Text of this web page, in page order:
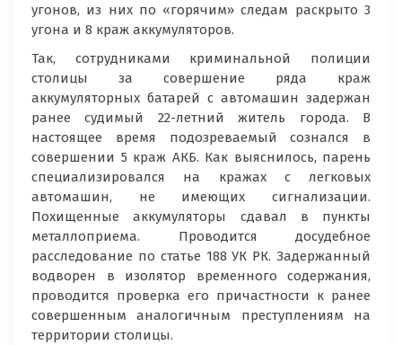
угонов, из них по «горячим» следам раскрыто 3
угона и 8 краж аккумуляторов.
Так, сотрудниками криминальной полиции
столицы за совершение ряда краж
аккумуляторных батарей с автомашин задержан
ранее судимый 22-летний житель города. В
настоящее время подозреваемый сознался в
совершении 5 краж АКБ. Как выяснилось, парень
специализировался на кражах с легковых
автомашин, не имеющих сигнализации.
Похищенные аккумуляторы сдавал в пункты
металлоприема. Проводится досудебное
расследование по статье 188 УК РК. Задержанный
водворен в изолятор временного содержания,
проводится проверка его причастности к ранее
совершенным аналогичным преступлениям на
территории столицы.